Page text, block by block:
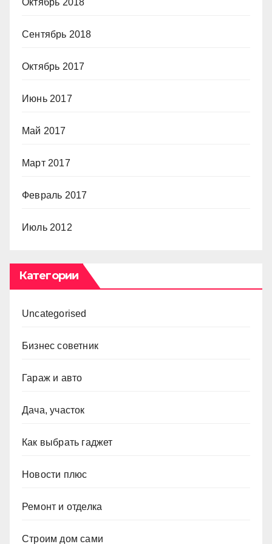
Сентябрь 2018
Октябрь 2017
Июнь 2017
Май 2017
Март 2017
Февраль 2017
Июль 2012
Категории
Uncategorised
Бизнес советник
Гараж и авто
Дача, участок
Как выбрать гаджет
Новости плюс
Ремонт и отделка
Строим дом сами